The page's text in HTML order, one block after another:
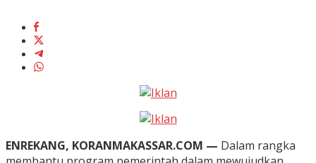
ENREKANG, KORANMAKASSAR.COM — Dalam rangka